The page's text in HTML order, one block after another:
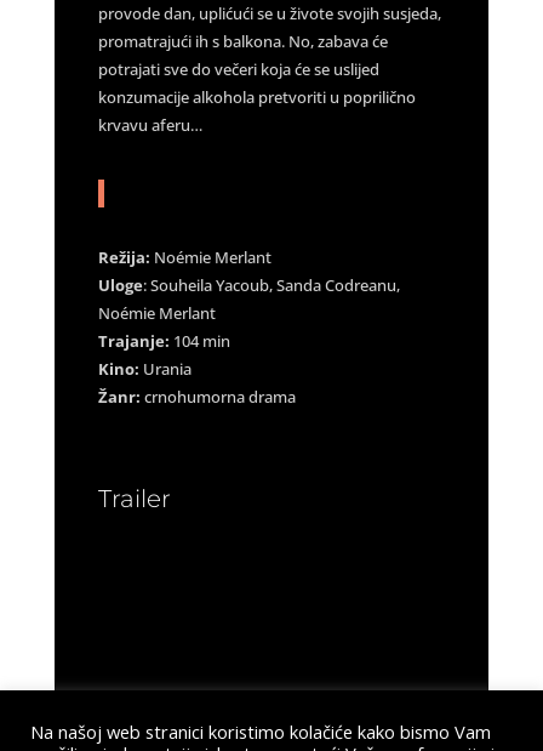
provode dan, uplićući se u živote svojih susjeda,
promatrajući ih s balkona. No, zabava će
potrajati sve do večeri koja će se uslijed
konzumacije alkohola pretvoriti u poprilično
krvavu aferu…
Režija: Noémie Merlant
Uloge: Souheila Yacoub, Sanda Codreanu,
Noémie Merlant
Trajanje: 104 min
Kino: Urania
Žanr: crnohumorna drama
Trailer
Na našoj web stranici koristimo kolačiće kako bismo Vam